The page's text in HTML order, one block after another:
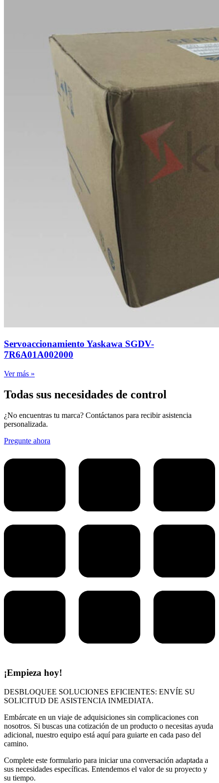
Servoaccionamiento Yaskawa SGDV-
7R6A01A002000
Ver más »
Todas sus necesidades de control
¿No encuentras tu marca? Contáctanos para recibir asistencia
personalizada.
Pregunte ahora
¡Empieza hoy!
DESBLOQUEE SOLUCIONES EFICIENTES: ENVÍE SU
SOLICITUD DE ASISTENCIA INMEDIATA.
Embárcate en un viaje de adquisiciones sin complicaciones con
nosotros. Si buscas una cotización de un producto o necesitas ayuda
adicional, nuestro equipo está aquí para guiarte en cada paso del
camino.
Complete este formulario para iniciar una conversación adaptada a
sus necesidades específicas. Entendemos el valor de su proyecto y
su tiempo.